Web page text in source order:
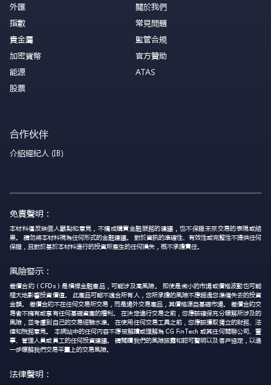
外匯
指數
貴金屬
加密貨幣
能源
股票
關於我們
常見問題
監管合規
官方贊助
ATAS
合作伙伴
介紹經紀人 (IB)
免責聲明：
本材料僅反映個人觀點和意見，不構成購買金融服務的建議，也不保證未來交易的表現或結
果。 請勿將本材料視為任何形式的金融建議。 對於資訊的準確性、有效性或完整性不提供任何
保證，且對於基於本材料進行的投資所產生的任何損失，概不承擔責任。
風險警示：
差價合約（CFDs）是槓桿金融產品，可能涉及高風險。 即使是微小的市場或價格波動也可能
極大地影響投資價值。 此產品可能不適合所有人，您所承擔的風險不應超過您準備失去的投資
金額。 差價合約不在任何交易所交易，而是場外交易產品，其價格源自基礎市場。 差價合約交
易者不擁有或享有任何基礎資產的權利。 在決定進行交易之前，您應該確保充分瞭解所涉及的
風險，並考慮到自己的交易經驗水準。 在使用任何交易工具之前，您應該獲取獨立的財務、法
律和稅務意見。 本網站中的任何內容不應被解讀或理解為 CG FinTech 或其任何關聯公司、董
事、管理人員或員工的任何投資建議。 請閱讀我們的風險披露和認可聲明以及客戶協定，以進
一步瞭解我們交易平臺上的交易風險。
法律聲明：